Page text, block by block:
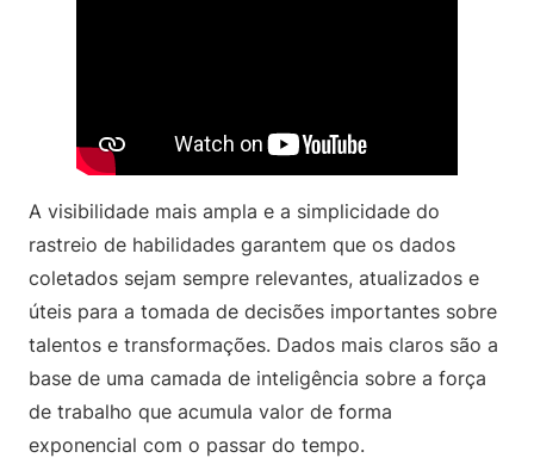
A visibilidade mais ampla e a simplicidade do
rastreio de habilidades garantem que os dados
coletados sejam sempre relevantes, atualizados e
úteis para a tomada de decisões importantes sobre
talentos e transformações. Dados mais claros são a
base de uma camada de inteligência sobre a força
de trabalho que acumula valor de forma
exponencial com o passar do tempo.